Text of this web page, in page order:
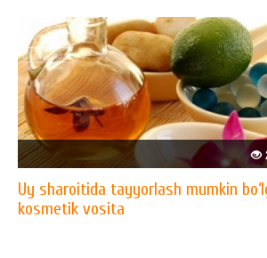
Uy sharoitida tayyorlash mumkin
kosmetik vosita